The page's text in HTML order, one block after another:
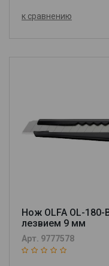
к сравнению
Нож OLFA OL-
лезвием 9 мм
Арт. 9777578